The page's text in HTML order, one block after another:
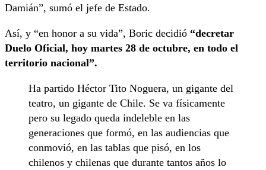
Damián”, sumó el jefe de Estado.
Así, y “en honor a su vida”, Boric decidió “decretar
Duelo Oficial, hoy martes 28 de octubre, en todo el
territorio nacional”.
Ha partido Héctor Tito Noguera, un gigante del
teatro, un gigante de Chile. Se va físicamente
pero su legado queda indeleble en las
generaciones que formó, en las audiencias que
conmovió, en las tablas que pisó, en los
chilenos y chilenas que durante tantos años lo